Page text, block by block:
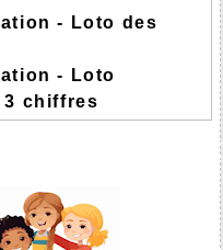
- Loto des
- Loto
3 chiffres